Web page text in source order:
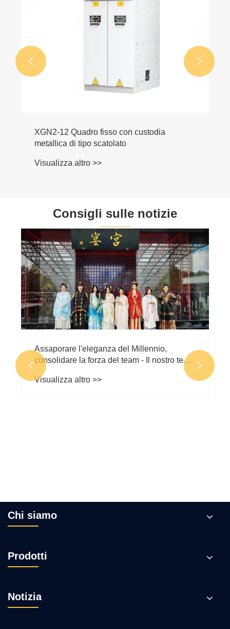
XGN2-12 Quadro fisso con custodia
metallica di tipo scatolato
Visualizza altro >>
 
Consigli sulle notizie
Assaporare l'eleganza del Millennio,
consolidare la forza del team - Il nostro team
di team building entra nel banchetto del
palazzo di Hangzhou per sperimentare la
Visualizza altro >>
 
Chi siamo
Prodotti
Notizia